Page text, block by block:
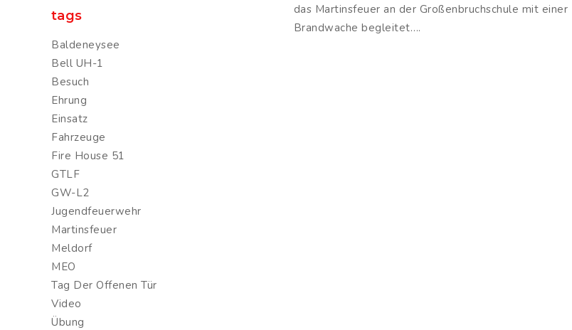
das Martinsfeuer an der Großenbruchschule mit einer
Brandwache begleitet….
tags
Baldeneysee
Bell UH-1
Besuch
Ehrung
Einsatz
Fahrzeuge
Fire House 51
GTLF
GW-L2
Jugendfeuerwehr
Martinsfeuer
Meldorf
MEO
Tag Der Offenen Tür
Video
Übung